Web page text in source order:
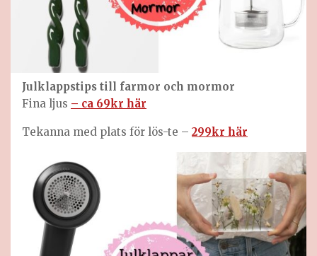
Julklappstips till farmor och mormor
Fina ljus – ca 69kr här
Tekanna med plats för lös-te – 299kr här